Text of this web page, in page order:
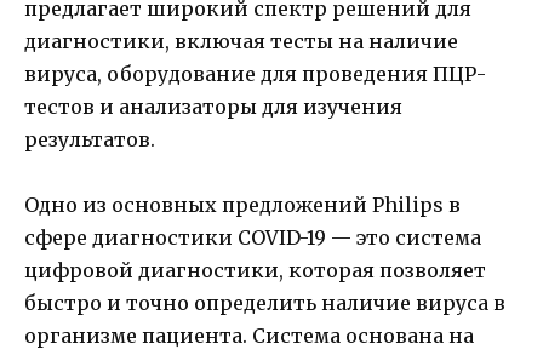
предлагает широкий спектр решений для
диагностики, включая тесты на наличие
вируса, оборудование для проведения ПЦР-
тестов и анализаторы для изучения
результатов.
Одно из основных предложений Philips в
сфере диагностики COVID-19 — это система
цифровой диагностики, которая позволяет
быстро и точно определить наличие вируса в
организме пациента. Система основана на